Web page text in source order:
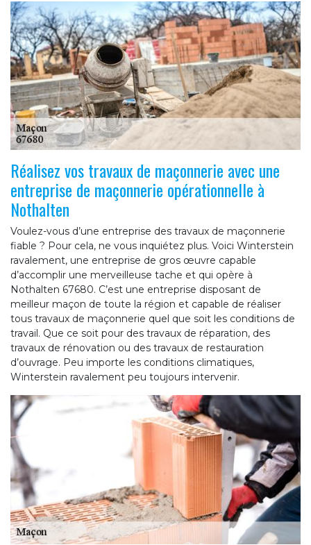
Réalisez vos travaux de maçonnerie avec une
entreprise de maçonnerie opérationnelle à
Nothalten
Voulez-vous d’une entreprise des travaux de maçonnerie
fiable ? Pour cela, ne vous inquiétez plus. Voici Winterstein
ravalement, une entreprise de gros œuvre capable
d’accomplir une merveilleuse tache et qui opère à
Nothalten 67680. C’est une entreprise disposant de
meilleur maçon de toute la région et capable de réaliser
tous travaux de maçonnerie quel que soit les conditions de
travail. Que ce soit pour des travaux de réparation, des
travaux de rénovation ou des travaux de restauration
d’ouvrage. Peu importe les conditions climatiques,
Winterstein ravalement peu toujours intervenir.